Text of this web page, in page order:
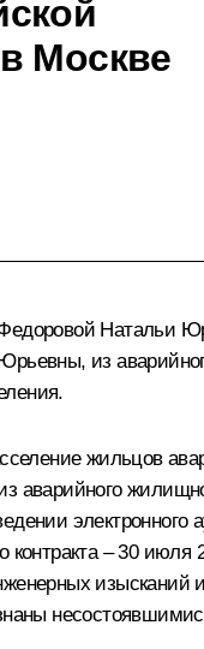
Москве
Натальи
из
жильцов
аварийного
– 30
изысканий